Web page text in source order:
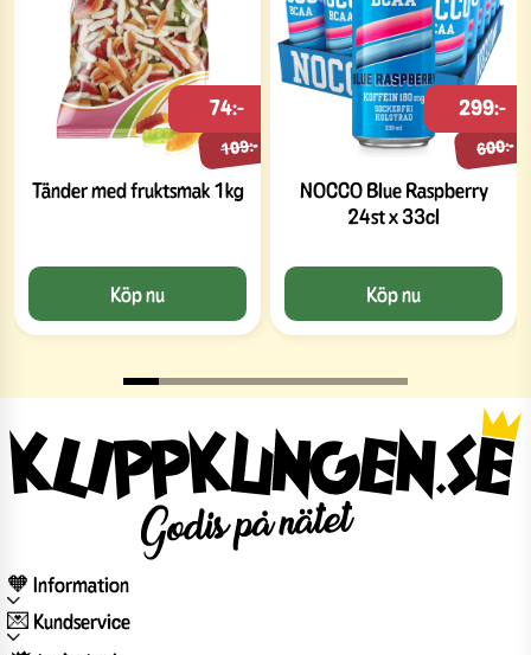
Tänder med fruktsmak 1kg
109:-
74:-
Köp nu
NOCCO Blue Raspberry
24st x 33cl
600:-
299:-
Köp nu
🧡 Information
💌 Kundservice